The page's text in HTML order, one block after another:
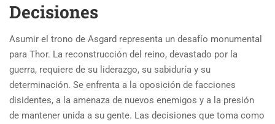
Decisiones
Asumir el trono de Asgard representa un desafío monumental
para Thor. La reconstrucción del reino, devastado por la
guerra, requiere de su liderazgo, su sabiduría y su
determinación. Se enfrenta a la oposición de facciones
disidentes, a la amenaza de nuevos enemigos y a la presión
de mantener unida a su gente. Las decisiones que toma como